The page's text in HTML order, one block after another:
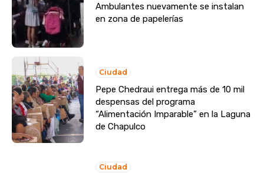
Ambulantes nuevamente se instalan
en zona de papelerías
Ciudad
Pepe Chedraui entrega más de 10 mil
despensas del programa
“Alimentación Imparable” en la Laguna
de Chapulco
Ciudad